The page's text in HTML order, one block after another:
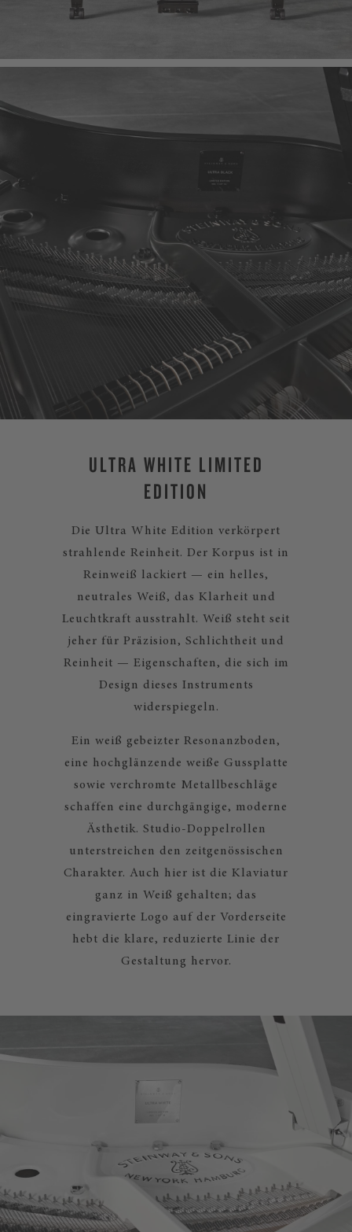
ULTRA WHITE LIMITED
EDITION
Die Ultra White Edition verkörpert
strahlende Reinheit. Der Korpus ist in
Reinweiß lackiert — ein helles,
neutrales Weiß, das Klarheit und
Leuchtkraft ausstrahlt. Weiß steht seit
jeher für Präzision, Schlichtheit und
Reinheit — Eigenschaften, die sich im
Design dieses Instruments
widerspiegeln.
Ein weiß gebeizter Resonanzboden,
eine hochglänzende weiße Gussplatte
sowie verchromte Metallbeschläge
schaffen eine durchgängige, moderne
Ästhetik. Studio-Doppelrollen
unterstreichen den zeitgenössischen
Charakter. Auch hier ist die Klaviatur
ganz in Weiß gehalten; das
eingravierte Logo auf der Vorderseite
hebt die klare, reduzierte Linie der
Gestaltung hervor.